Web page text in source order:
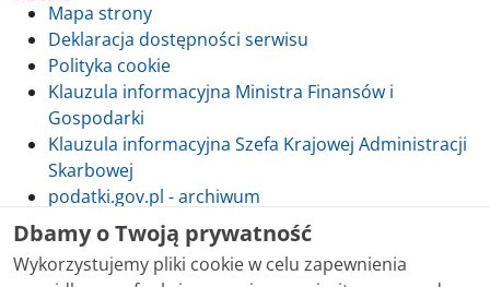
Mapa strony
Deklaracja dostępności serwisu
Polityka cookie
Klauzula informacyjna Ministra Finansów i
Gospodarki
Klauzula informacyjna Szefa Krajowej Administracji
Skarbowej
podatki.gov.pl - archiwum
Dbamy o Twoją prywatność
Wykorzystujemy pliki cookie w celu zapewnienia